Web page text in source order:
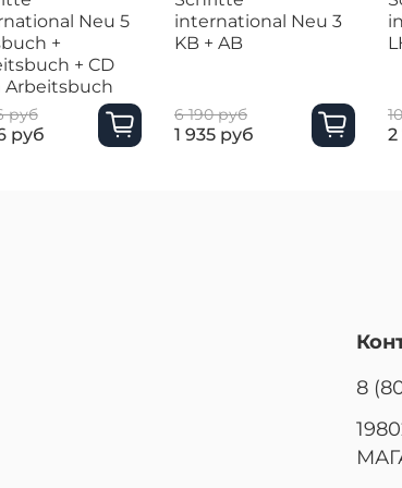
Neu 5
+
+ CD
Arbeitsbuch
руб
руб
international Neu 3
KB + AB
6 190 руб
1 935 руб 2
8